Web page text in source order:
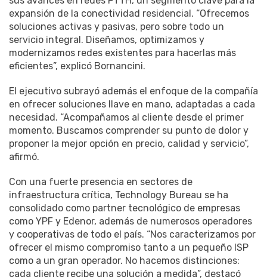
expansión de la conectividad residencial. “Ofrecemos
soluciones activas y pasivas, pero sobre todo un
servicio integral. Diseñamos, optimizamos y
modernizamos redes existentes para hacerlas más
eficientes”, explicó Bornancini.
El ejecutivo subrayó además el enfoque de la compañía
en ofrecer soluciones llave en mano, adaptadas a cada
necesidad. “Acompañamos al cliente desde el primer
momento. Buscamos comprender su punto de dolor y
proponer la mejor opción en precio, calidad y servicio”,
afirmó.
Con una fuerte presencia en sectores de
infraestructura crítica, Technology Bureau se ha
consolidado como partner tecnológico de empresas
como YPF y Edenor, además de numerosos operadores
y cooperativas de todo el país. “Nos caracterizamos por
ofrecer el mismo compromiso tanto a un pequeño ISP
como a un gran operador. No hacemos distinciones:
cada cliente recibe una solución a medida”, destacó